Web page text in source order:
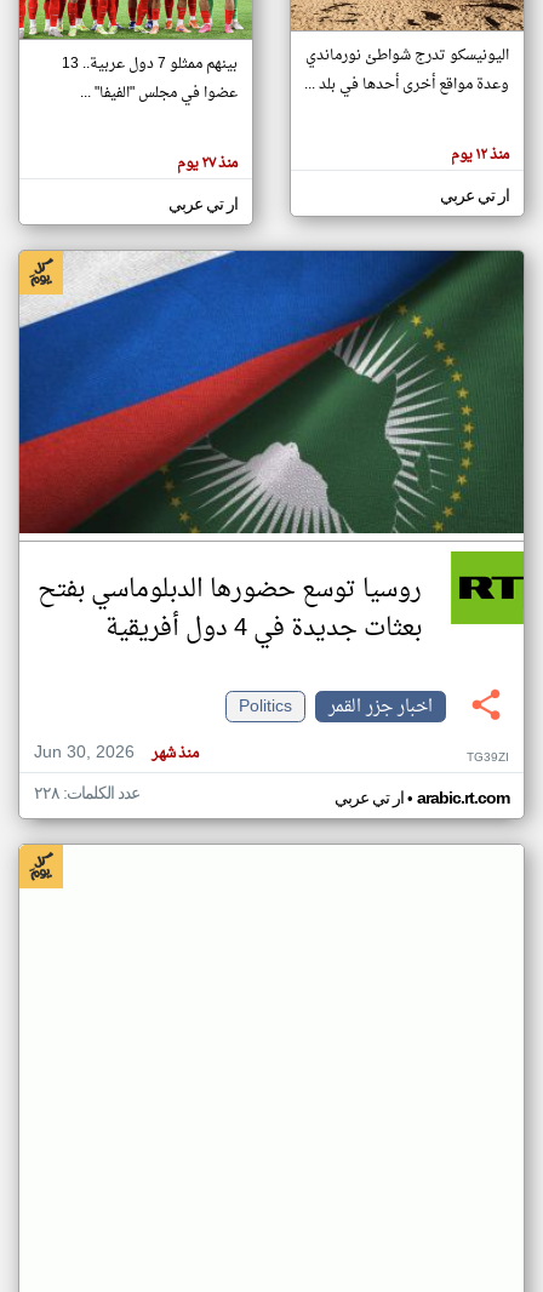
تغيير الدولة
اخبار جزر القمر على مدار الساعة
أهم اخبار جزر القمر العاجلة والمباشرة
هنا عن
وجهة
كاتبيها.
اليونيسكو تدرج شواطئ نورماندي
وعدة مواقع أخرى أحدها في بلد ...
منذ ١٢ يوم
ار تي عربي
بينهم ممثلو 7 دول عربية.. 13
عضوا في مجلس "الفيفا" ...
منذ ٢٧ يوم
ار تي عربي
روسيا توسع حضورها الدبلوماسي بفتح
بعثات جديدة في 4 دول أفريقية
اخبار جزر القمر
Politics
Jun 30, 2026
منذ شهر TG39ZI
ار تي عربي• arabic.rt.com عدد الكلمات: ٢٢٨
klyoum.com